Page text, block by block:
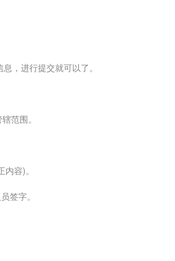
，进行提交就可以了。
范围。
容)。
签字。